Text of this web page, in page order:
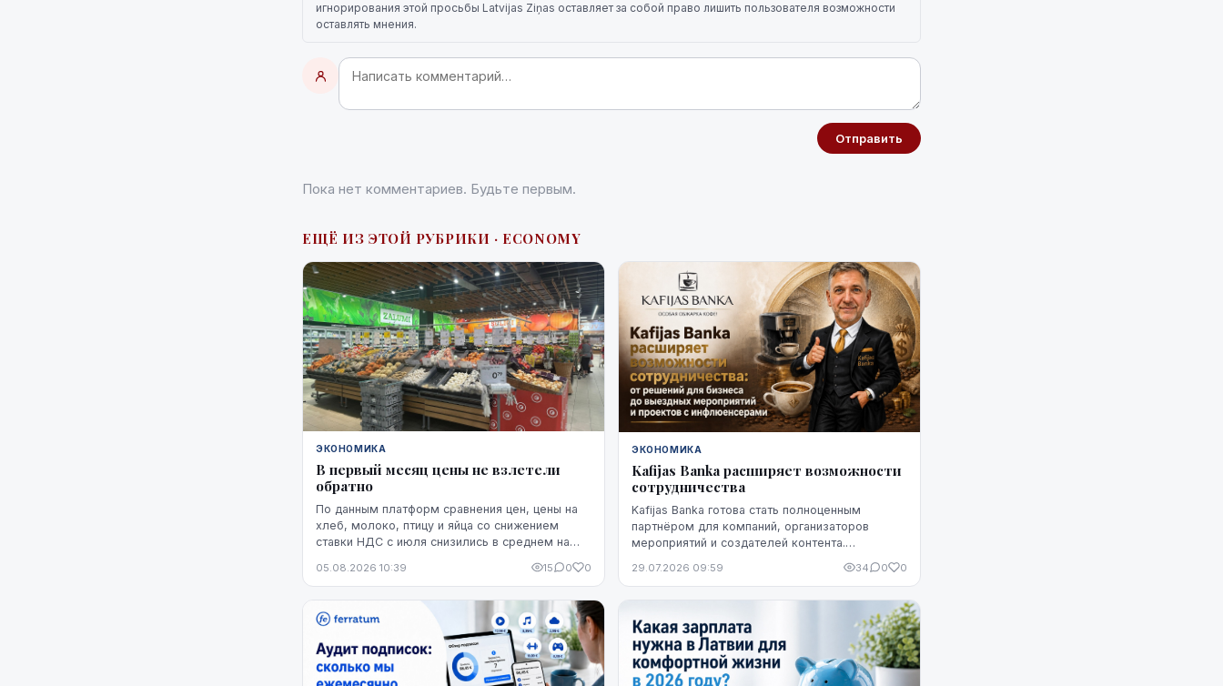
игнорирования этой просьбы Latvijas Ziņas оставляет за собой право лишить пользователя возможности
оставлять мнения.
Отправить
Пока нет комментариев. Будьте первым.
ЕЩЁ ИЗ ЭТОЙ РУБРИКИ · ECONOMY
ЭКОНОМИКА
В первый месяц цены не взлетели
обратно
По данным платформ сравнения цен, цены на
хлеб, молоко, птицу и яйца со снижением
ставки НДС с июля снизились в среднем на
снижение оказалось устойчивым, по крайней
05.08.2026 10:39 15 0 0
ЭКОНОМИКА
Kafijas Banka расширяет возможности
сотрудничества
Kafijas Banka готова стать полноценным
партнёром для компаний, организаторов
мероприятий и создателей контента.
поставкой кофе — компания предоставляет
29.07.2026 09:59 34 0 0